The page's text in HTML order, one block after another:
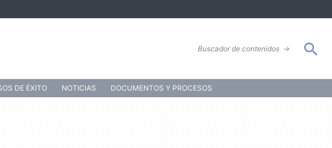
Buscador de contenidos →
DE ÉXITO NOTICIAS DOCUMENTOS Y PROCESOS